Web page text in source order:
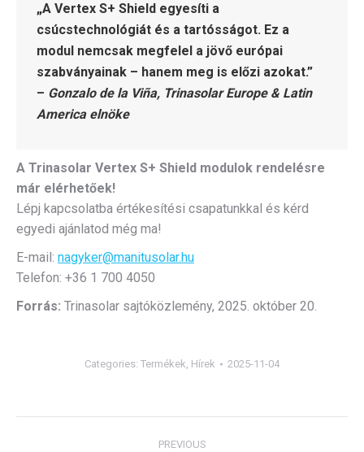
„A Vertex S+ Shield egyesíti a
csúcstechnológiát és a tartósságot. Ez a
modul nemcsak megfelel a jövő európai
szabványainak – hanem meg is előzi azokat.”
– Gonzalo de la Viña, Trinasolar Europe & Latin
America elnöke
A Trinasolar Vertex S+ Shield modulok rendelésre
már elérhetőek!
Lépj kapcsolatba értékesítési csapatunkkal és kérd
egyedi ajánlatod még ma!
E-mail: nagyker@manitusolar.hu
Telefon: +36 1 700 4050
Forrás: Trinasolar sajtóközlemény, 2025. október 20.
Categories: Termékek, Hírek 2025-11-04
PREVIOUS